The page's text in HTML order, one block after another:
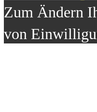
Zum Ändern
von